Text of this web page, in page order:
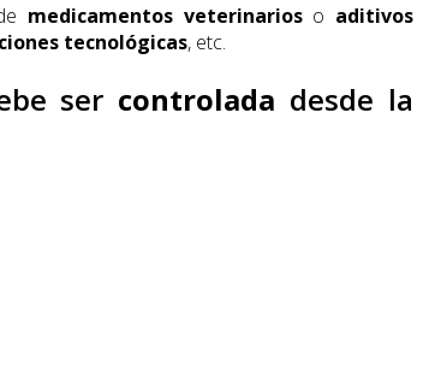
medicamentos veterinarioso aditivos
tecnológicas, etc.
ser controlada desde la